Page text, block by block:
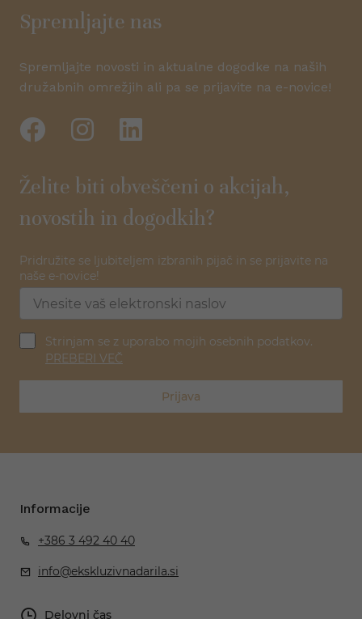
Spremljajte nas
Spremljajte novosti in aktualne dogodke na naših
družabnih omrežjih ali pa se prijavite na e-novice!
Želite biti obveščeni o akcijah,
novostih in dogodkih?
Pridružite se ljubiteljem izbranih pijač in se prijavite na
naše e-novice!
Strinjam se z uporabo mojih osebnih podatkov.
PREBERI VEČ
Prijava
Informacije
+386 3 492 40 40
info@ekskluzivnadarila.si
Delovni čas